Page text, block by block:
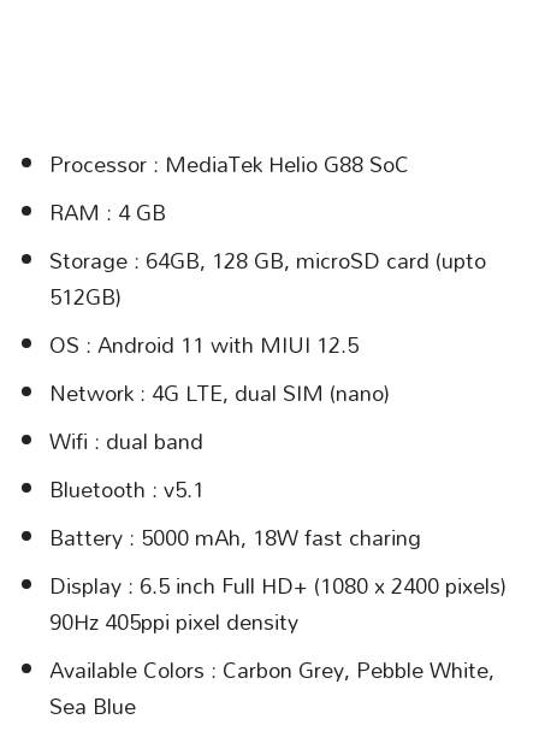
Processor : MediaTek Helio G88 SoC
RAM : 4 GB
Storage : 64GB, 128 GB, microSD card (upto
512GB)
OS : Android 11 with MIUI 12.5
Network : 4G LTE, dual SIM (nano)
Wifi : dual band
Bluetooth : v5.1
Battery : 5000 mAh, 18W fast charing
Display : 6.5 inch Full HD+ (1080 x 2400 pixels)
90Hz 405ppi pixel density
Available Colors : Carbon Grey, Pebble White,
Sea Blue